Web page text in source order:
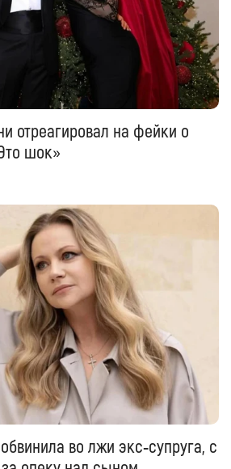
отреагировал на фейки о
шок»
во лжи экс‑супруга, с